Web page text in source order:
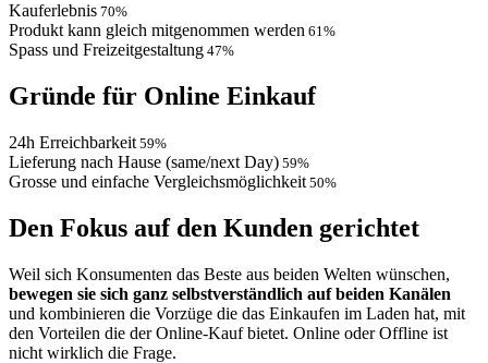
Kauferlebnis 70%
Produkt kann gleich mitgenommen werden 61%
Spass und Freizeitgestaltung 47%
Gründe für Online Einkauf
24h Erreichbarkeit 59%
Lieferung nach Hause (same/next Day) 59%
Grosse und einfache Vergleichsmöglichkeit 50%
Den Fokus auf den Kunden gerichtet
Weil sich Konsumenten das Beste aus beiden Welten wünschen,
bewegen sie sich ganz selbstverständlich auf beiden Kanälen
und kombinieren die Vorzüge die das Einkaufen im Laden hat, mit
den Vorteilen die der Online-Kauf bietet. Online oder Offline ist
nicht wirklich die Frage.